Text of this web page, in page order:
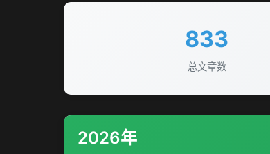
833
总文章数
2026年